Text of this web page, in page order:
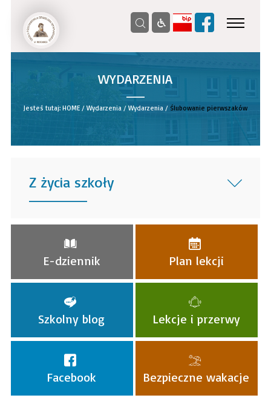
WYDARZENIA
__
Jesteś tutaj: HOME/ Wydarzenia/ Wydarzenia/ Ślubowanie pierwszaków
Z życia szkoły
______
E-dziennik Plan lekcji
Szkolny blog Lekcje i przerwy
Facebook Bezpieczne wakacje